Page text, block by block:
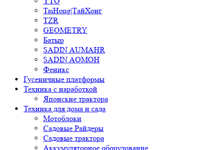
TaiHong|ТайХонг
TZR
GEOMETRY
Батыр
SADIN AUMAHR
SADIN AOMOH
Феникс
Гусеничные платформы
Техника с наработкой
Японские трактора
Техника для дома и сада
Мотоблоки
Садовые Райдеры
Садовые трактора
Аккумуляторное оборудование